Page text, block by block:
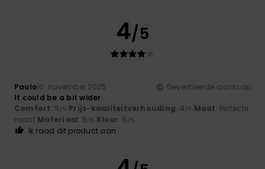
4/5
Paulo10. november 2025
Geverifieerde aankoop
It could be a bit wider
Comfort: 5/5 Prijs-kwaliteitverhouding: 4/5 Maat: Perfecte
maat Materiaal: 5/5 Kleur: 5/5
Ik raad dit product aan